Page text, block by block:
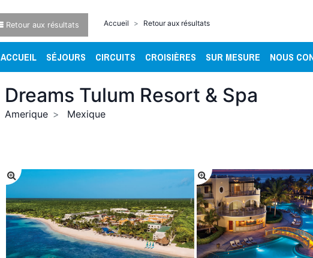
ACCUEIL SÉJOURS CIRCUITS CROISIÈRES SUR MESURE NOUS
Retour aux résultats Accueil Retour aux résultats
Dreams Tulum Resort & Spa
Amerique Mexique